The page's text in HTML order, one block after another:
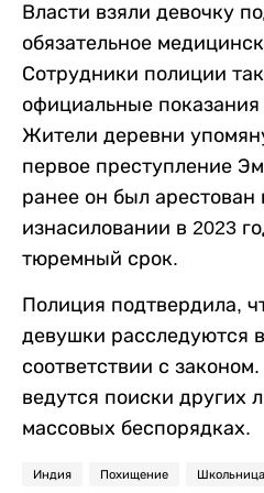
Власти взяли девочку
обязательное
Сотрудники полиции
официальные
Жители деревни
первое преступление
ранее он был арестован
изнасиловании в 2023
тюремный срок.
Полиция подтвердила,
девушки расследуются
соответствии с
ведутся поиски других
массовых беспорядках.
Индия Похищение Школьница